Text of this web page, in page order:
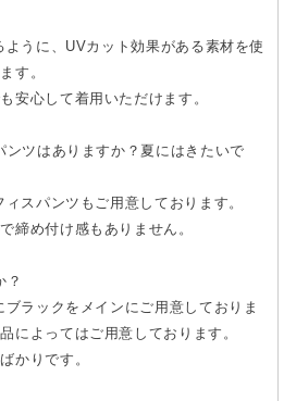
うに、UVカット効果がある素材を使
す。
安心して着用いただけます。
ツはありますか？夏にはきたいで
スパンツもご用意しております。
締め付け感もありません。
？
ラックをメインにご用意しておりま
によってはご用意しております。
かりです。